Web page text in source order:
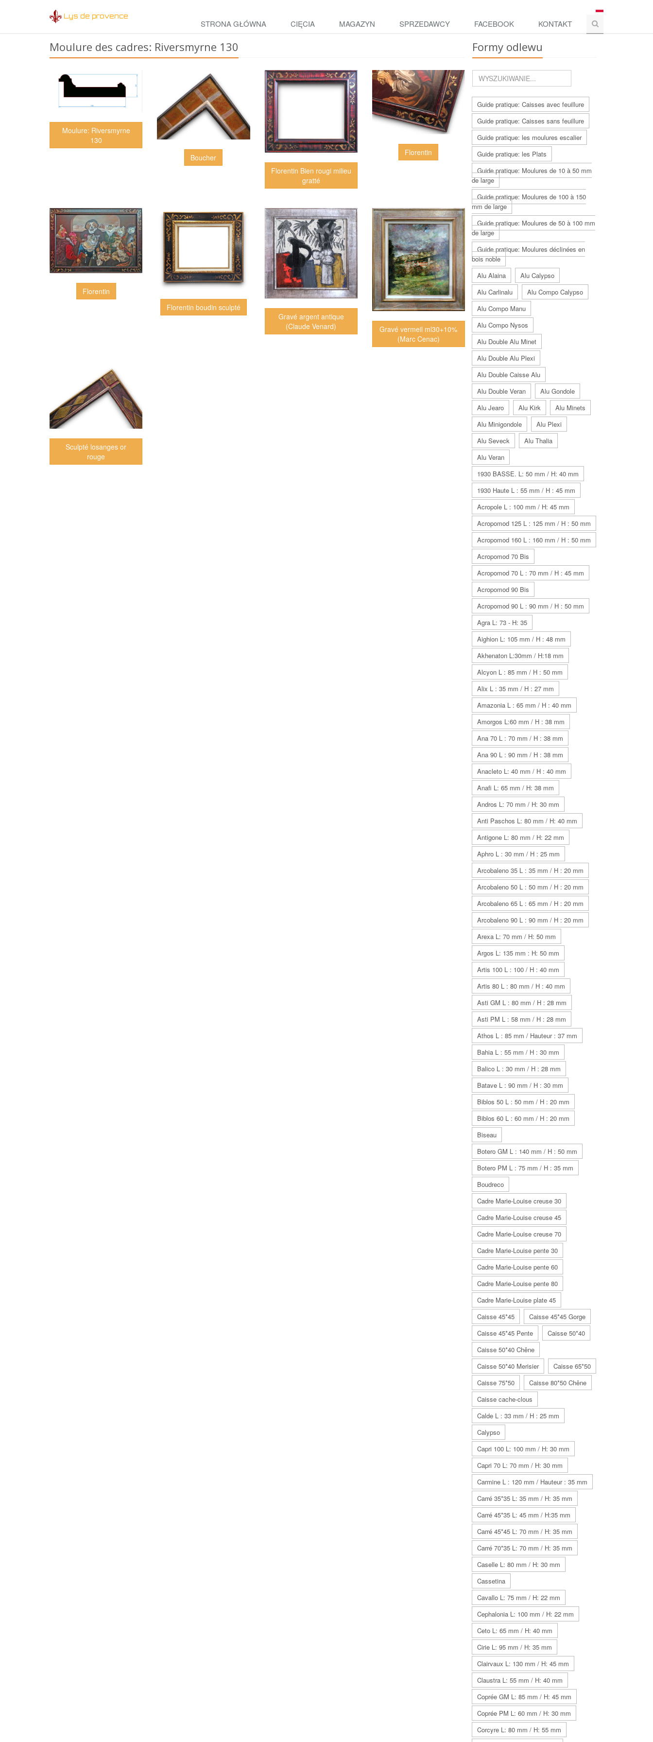
Lys de provence
STRONA GŁÓWNA CIĘCIA MAGAZYN SPRZEDAWCY FACEBOOK KONTAKT
Moulure des cadres: Riversmyrne 130
Moulure: Riversmyrne
130
Boucher
Florentin Bien rougi milieu
gratté
Florentin
Florentin
Florentin boudin sculpté
Gravé argent antique
(Claude Venard)
Gravé vermeil ml30+10%
(Marc Cenac)
Sculpté losanges or
rouge
Formy odlewu
Guide pratique: Caisses avec feuillure
Guide pratique: Caisses sans feuillure
Guide pratique: les moulures escalier
Guide pratique: les Plats
Guide pratique: Moulures de 10 à 50 mm
de large
Guide pratique: Moulures de 100 à 150
mm de large
Guide pratique: Moulures de 50 à 100 mm
de large
Guide pratique: Moulures déclinées en
bois noble
Alu Alaina
Alu Calypso
Alu Carlinalu
Alu Compo Calypso
Alu Compo Manu
Alu Compo Nysos
Alu Double Alu Minet
Alu Double Alu Plexi
Alu Double Caisse Alu
Alu Double Veran
Alu Gondole
Alu Jearo
Alu Kirk
Alu Minets
Alu Minigondole
Alu Plexi
Alu Seveck
Alu Thalia
Alu Veran
1930 BASSE. L: 50 mm / H: 40 mm
1930 Haute L : 55 mm / H : 45 mm
Acropole L : 100 mm / H: 45 mm
Acropomod 125 L : 125 mm / H : 50 mm
Acropomod 160 L : 160 mm / H : 50 mm
Acropomod 70 Bis
Acropomod 70 L : 70 mm / H : 45 mm
Acropomod 90 Bis
Acropomod 90 L : 90 mm / H : 50 mm
Agra L: 73 - H: 35
Aighion L: 105 mm / H : 48 mm
Akhenaton L:30mm / H:18 mm
Alcyon L : 85 mm / H : 50 mm
Alix L : 35 mm / H : 27 mm
Amazonia L : 65 mm / H : 40 mm
Amorgos L:60 mm / H : 38 mm
Ana 70 L : 70 mm / H : 38 mm
Ana 90 L : 90 mm / H : 38 mm
Anacleto L: 40 mm / H : 40 mm
Anafi L: 65 mm / H: 38 mm
Andros L: 70 mm / H: 30 mm
Anti Paschos L: 80 mm / H: 40 mm
Antigone L: 80 mm / H: 22 mm
Aphro L : 30 mm / H : 25 mm
Arcobaleno 35 L : 35 mm / H : 20 mm
Arcobaleno 50 L : 50 mm / H : 20 mm
Arcobaleno 65 L : 65 mm / H : 20 mm
Arcobaleno 90 L : 90 mm / H : 20 mm
Arexa L: 70 mm / H: 50 mm
Argos L: 135 mm : H: 50 mm
Artis 100 L : 100 / H : 40 mm
Artis 80 L : 80 mm / H : 40 mm
Asti GM L : 80 mm / H : 28 mm
Asti PM L : 58 mm / H : 28 mm
Athos L : 85 mm / Hauteur : 37 mm
Bahia L : 55 mm / H : 30 mm
Balico L : 30 mm / H : 28 mm
Batave L : 90 mm / H : 30 mm
Biblos 50 L : 50 mm / H : 20 mm
Biblos 60 L : 60 mm / H : 20 mm
Biseau
Botero GM L : 140 mm / H : 50 mm
Botero PM L : 75 mm / H : 35 mm
Boudreco
Cadre Marie-Louise creuse 30
Cadre Marie-Louise creuse 45
Cadre Marie-Louise creuse 70
Cadre Marie-Louise pente 30
Cadre Marie-Louise pente 60
Cadre Marie-Louise pente 80
Cadre Marie-Louise plate 45
Caisse 45*45
Caisse 45*45 Gorge
Caisse 45*45 Pente
Caisse 50*40
Caisse 50*40 Chêne
Caisse 50*40 Merisier
Caisse 65*50
Caisse 75*50
Caisse 80*50 Chêne
Caisse cache-clous
Calde L : 33 mm / H : 25 mm
Calypso
Capri 100 L: 100 mm / H: 30 mm
Capri 70 L: 70 mm / H: 30 mm
Carmine L : 120 mm / Hauteur : 35 mm
Carré 35*35 L: 35 mm / H: 35 mm
Carré 45*35 L: 45 mm / H:35 mm
Carré 45*45 L: 70 mm / H: 35 mm
Carré 70*35 L: 70 mm / H: 35 mm
Caselle L: 80 mm / H: 30 mm
Cassetina
Cavallo L: 75 mm / H: 22 mm
Cephalonia L: 100 mm / H: 22 mm
Ceto L: 65 mm / H: 40 mm
Cirie L: 95 mm / H: 35 mm
Clairvaux L: 130 mm / H: 45 mm
Claustra L: 55 mm / H: 40 mm
Coprée GM L: 85 mm / H: 45 mm
Coprée PM L: 60 mm / H: 30 mm
Corcyre L: 80 mm / H: 55 mm